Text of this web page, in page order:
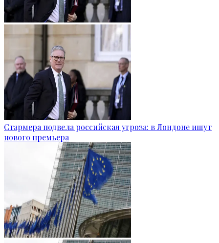
Стармера подвела российская угроза: в Лондоне ищут
нового премьера